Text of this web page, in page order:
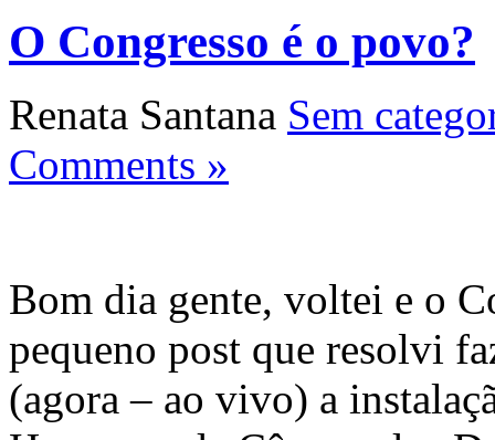
O Congresso é o povo?
Renata Santana Sem
Comments »
Bom dia gente, voltei e o
pequeno post que resolvi
(agora – ao vivo) a